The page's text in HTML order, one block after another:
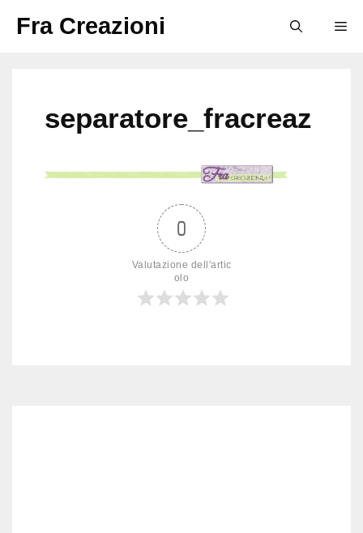
Fra Creazioni
separatore_fracreaz
0
Valutazione dell'artic
olo